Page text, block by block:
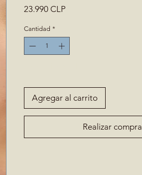
23.990 CLP
Cantidad *
Agregar al carrito
Realizar compra